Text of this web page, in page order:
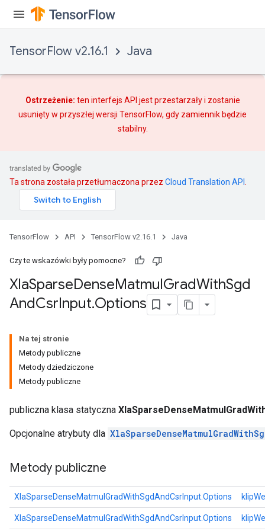
TensorFlow v2.16.1 Java
Ostrzeżenie: ten interfejs API jest przestarzały i zostanie
usunięty w przyszłej wersji TensorFlow, gdy zamiennik będzie
stabilny.
Ta strona została przetłumaczona przez Cloud Translation API
TensorFlow API TensorFlow v2.16.1 Java
Czy te wskazówki były pomocne?
XlaSparseDenseMatmulGradWithSgd
AndCsrInput.Options
Na tej stronie
Metody publiczne
Metody dziedziczone
Metody publiczne
publiczna klasa statyczna
Opcjonalne atrybuty dla
Metody publiczne
XlaSparseDenseMatmulGradWithSgdAndCsrInput.Options
XlaSparseDenseMatmulGradWithSgdAndCsrInput.Options